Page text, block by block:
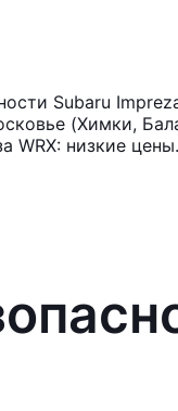
Subaru
(Химки,
WRX: низкие цены.